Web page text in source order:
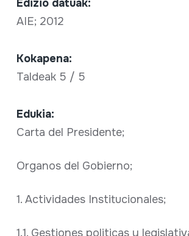
Edizio datuak:
AIE; 2012
Kokapena:
Taldeak 5 / 5
Edukia:
Carta del Presidente;
Organos del Gobierno;
1. Actividades Institucionales;
1.1. Gestiones politicas y